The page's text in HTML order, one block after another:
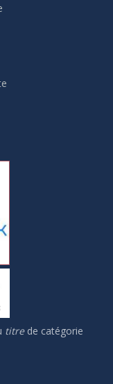
titrede catégorie